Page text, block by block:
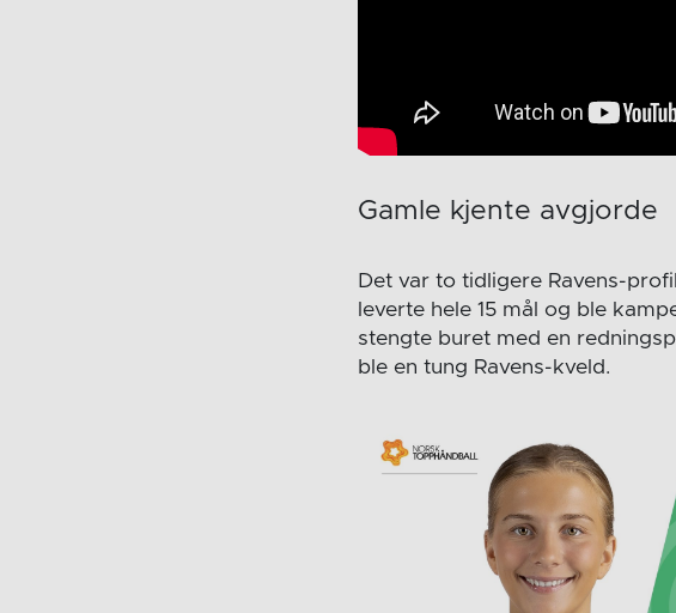
Gamle kjente avgjorde
Det var to tidligere Ravens-
leverte hele 15 mål og ble
stengte buret med en
ble en tung Ravens-kveld.